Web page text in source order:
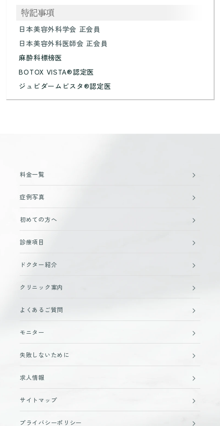
日本美容外科学会 正会員
日本美容外科医師会 正会員
麻酔科標榜医
BOTOX VISTA®認定医
ジュビダームビスタ®認定医
料金一覧
症例写真
初めての方へ
診療項目
ドクター紹介
クリニック案内
よくあるご質問
モニター
失敗しないために
求人情報
サイトマップ
プライバシーポリシー